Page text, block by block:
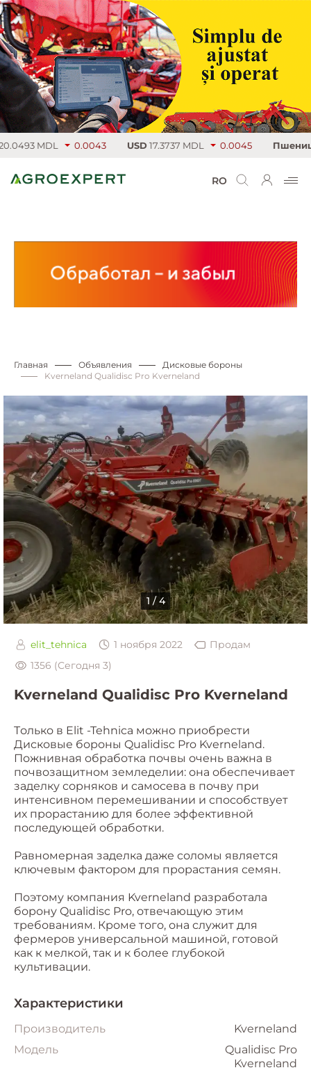
MDL 0.0043 USD17.3737 MDL 0.0045 Пшеница
RO
Главная Объявления
Дисковые бороны
Kverneland Qualidisc Pro Kverneland
Kverneland Qualidisc Pro Kverneland
elit_tehnica 1 ноября 2022
Продам
1356 (Сегодня 3)
1 / 4
Tолько в Elit -Tehnica можно приобрести
Дисковые бороны Qualidisc Pro Kverneland.
Пожнивная обработка почвы очень важна в
почвозащитном земледелии: она обеспечивает
заделку сорняков и самосева в почву при
интенсивном перемешивании и способствует
их прорастанию для более эффективной
последующей обработки.
Равномерная заделка даже соломы является
ключевым фактором для прорастания семян.
Поэтому компания Kverneland разработала
борону Qualidisc Pro, отвечающую этим
требованиям. Кроме того, она служит для
фермеров универсальной машиной, готовой
как к мелкой, так и к более глубокой
культивации.
Характеристики
Производитель
Kverneland
Модель
Qualidisc Pro
Kverneland